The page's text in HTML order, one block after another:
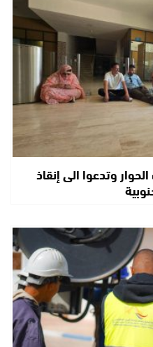
وتدعوا الى إنقاذ